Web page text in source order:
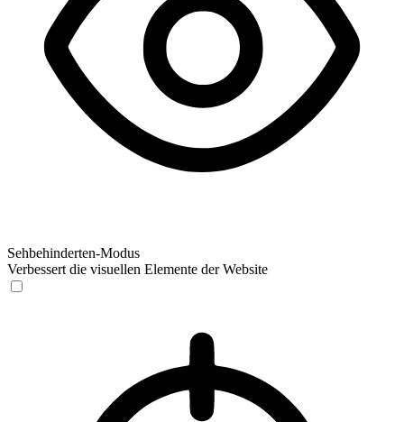
Sehbehinderten-Modus
Verbessert die visuellen Elemente der Website